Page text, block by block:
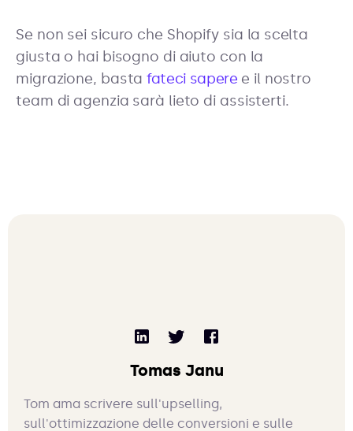
Se non sei sicuro che Shopify sia la scelta
giusta o hai bisogno di aiuto con la
migrazione, bastafateci sapere e il nostro
team di agenzia sarà lieto di assisterti.
Tomas Janu
Tom ama scrivere sull'upselling,
sull'ottimizzazione delle conversioni e sulle